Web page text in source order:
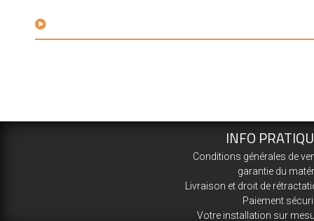
INFO
Conditions générales de
garantie du
Livraison et droit de
Paiement
Votre installation sur